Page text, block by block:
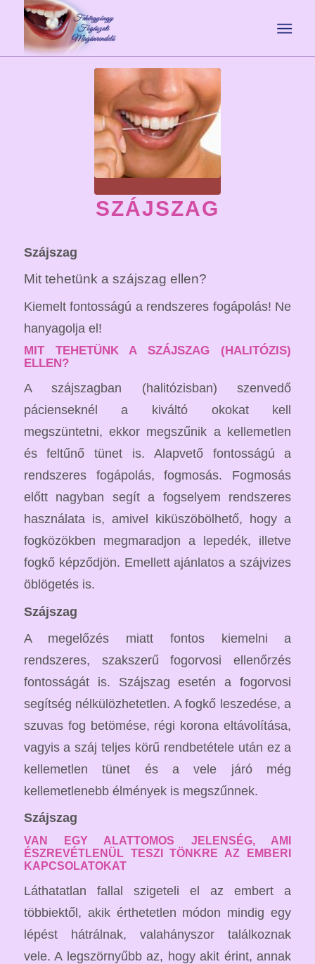
SZÁJSZAG
Szájszag
Mit tehetünk a szájszag ellen?
Kiemelt fontosságú a rendszeres fogápolás! Ne
hanyagolja el!
MIT TEHETÜNK A SZÁJSZAG (HALITÓZIS)
ELLEN?
A szájszagban (halitózisban) szenvedő
pácienseknél a kiváltó okokat kell
megszüntetni, ekkor megszűnik a kellemetlen
és feltűnő tünet is. Alapvető fontosságú a
rendszeres fogápolás, fogmosás. Fogmosás
előtt nagyban segít a fogselyem rendszeres
használata is, amivel kiküszöbölhető, hogy a
fogközökben megmaradjon a lepedék, illetve
fogkő képződjön. Emellett ajánlatos a szájvizes
öblögetés is.
Szájszag
A megelőzés miatt fontos kiemelni a
rendszeres, szakszerű fogorvosi ellenőrzés
fontosságát is. Szájszag esetén a fogorvosi
segítség nélkülözhetetlen. A fogkő leszedése, a
szuvas fog betömése, régi korona eltávolítása,
vagyis a száj teljes körű rendbetétele után ez a
kellemetlen tünet és a vele járó még
kellemetlenebb élmények is megszűnnek.
Szájszag
VAN EGY ALATTOMOS JELENSÉG, AMI
ÉSZREVÉTLENÜL TESZI TÖNKRE AZ EMBERI
KAPCSOLATOKAT
Láthatatlan fallal szigeteli el az embert a
többiektől, akik érthetetlen módon mindig egy
lépést hátrálnak, valahányszor találkoznak
vele. A legszörnyűbb az, hogy akit érint, annak